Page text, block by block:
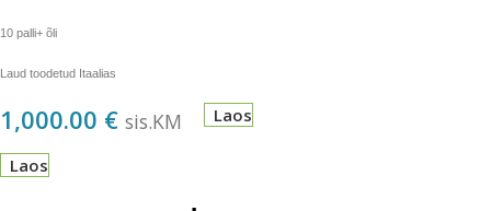
10 palli+ õli
Laud toodetud Itaalias
1,000.00 € sis.KM Laos
Laos